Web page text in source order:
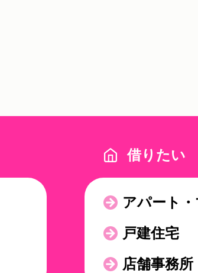
借りたい
アパート
戸建住宅
店舗事務所